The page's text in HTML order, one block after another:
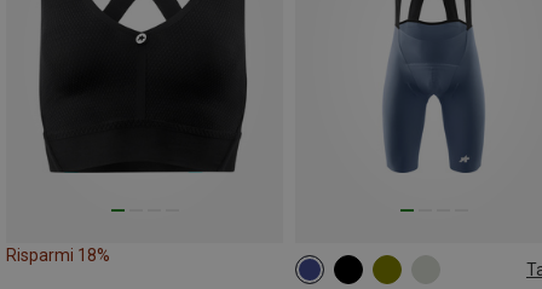
Risparmi 18%
S M L XL